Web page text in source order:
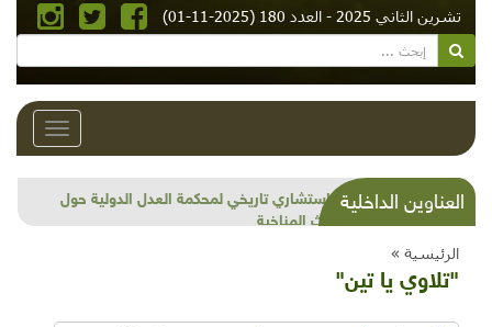
تشرين الثاني 2025 - العدد 180 (2025-11-01)
Toggle
العناوين الداخليةشذرات بيئية وتنموية...بنية تحتية وحلويات قبيحة
وحاكورة ونوبل وزيتون و"سيباط"
الرئيسية »
"تلاوي يا تين"